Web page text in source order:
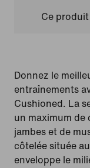
Ce
Donnez le
entraînements
Cushioned. La
un maximum de
jambes et de
côtelée située
enveloppe le